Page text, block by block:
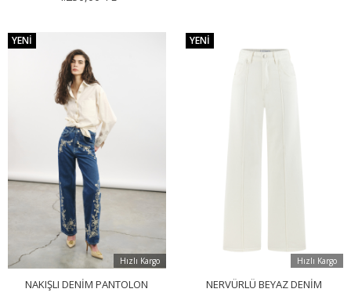
Hızlı Kargo
NAKIŞLI DENIM PANTOLON
YENI
Hızlı Kargo
NERVÜRLÜ BEYAZ DENIM
YENI